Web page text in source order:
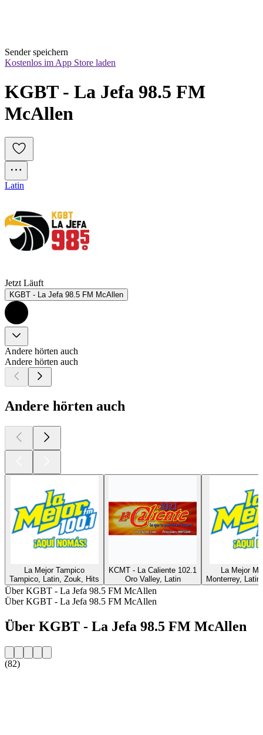
Sender speichern
Kostenlos im App Store laden
KGBT - La Jefa 98.5 FM
McAllen
Latin
Jetzt Läuft
KGBT - La Jefa 98.5 FM McAllen
Andere hörten auch
Andere hörten auch
Andere hörten auch
La Mejor Tampico
Tampico, Latin, Zouk, Hits
KCMT - La Caliente 102.1
Oro Valley, Latin
La Mejor
Monterrey,
Über KGBT - La Jefa 98.5 FM McAllen
Über KGBT - La Jefa 98.5 FM McAllen
Über KGBT - La Jefa 98.5 FM McAllen
(82)